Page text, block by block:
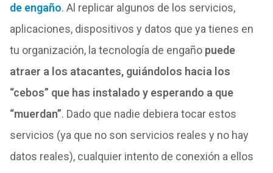
de engaño. Al replicar algunos de los servicios,
aplicaciones, dispositivos y datos que ya tienes en
tu organización, la tecnología de engaño puede
atraer a los atacantes, guiándolos hacia los
“cebos” que has instalado y esperando a que
“muerdan”. Dado que nadie debiera tocar estos
servicios (ya que no son servicios reales y no hay
datos reales), cualquier intento de conexión a ellos